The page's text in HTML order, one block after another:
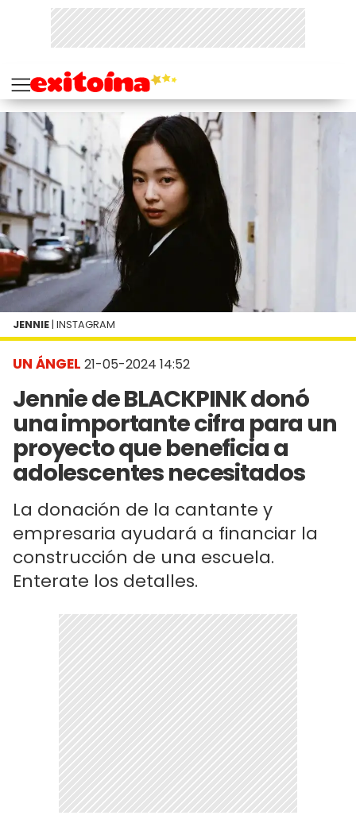
UN ÁNGEL 21-05-2024 14:52
Jennie de BLACKPINK donó
una importante cifra para un
proyecto que beneficia a
adolescentes necesitados
La donación de la cantante y
empresaria ayudará a financiar la
construcción de una escuela.
Enterate los detalles.
JENNIE | INSTAGRAM